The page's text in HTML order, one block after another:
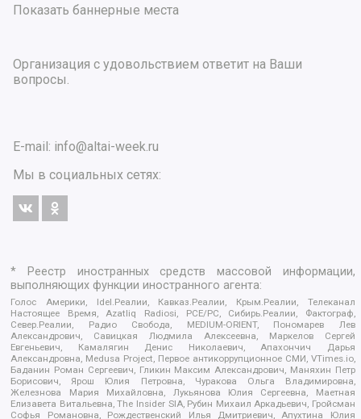
Показать баннерные места
Организация с удовольствием ответит на Ваши
вопросы.
E-mail: info@altai-week.ru
Мы в социальных сетях:
* Реестр иностранных средств массовой информации,
выполняющих функции иностранного агента:
Голос Америки, Idel.Реалии, Кавказ.Реалии, Крым.Реалии, Телеканал
Настоящее Время, Azatliq Radiosi, PCE/PC, Сибирь.Реалии, Фактограф,
Север.Реалии, Радио Свобода, MEDIUM-ORIENT, Пономарев Лев
Александрович, Савицкая Людмила Алексеевна, Маркелов Сергей
Евгеньевич, Камалягин Денис Николаевич, Апахончич Дарья
Александровна, Medusa Project, Первое антикоррупционное СМИ, VTimes.io,
Баданин Роман Сергеевич, Гликин Максим Александрович, Маняхин Петр
Борисович, Ярош Юлия Петровна, Чуракова Ольга Владимировна,
Железнова Мария Михайловна, Лукьянова Юлия Сергеевна, Маетная
Елизавета Витальевна, The Insider SIA, Рубин Михаил Аркадьевич, Гройсман
Софья Романовна, Рождественский Илья Дмитриевич, Апухтина Юлия